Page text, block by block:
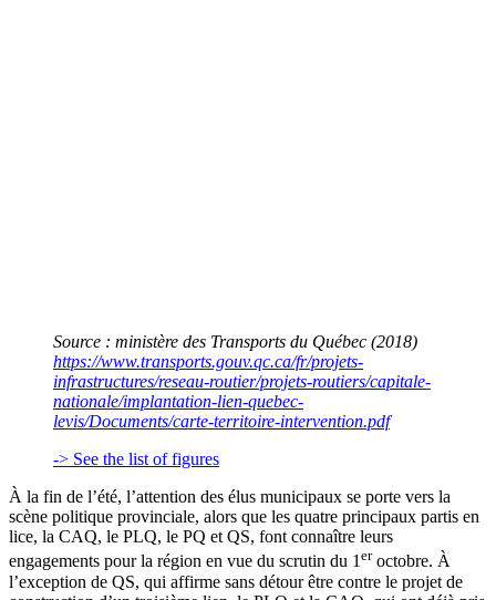
Source : ministère des Transports du Québec (2018)
https://www.transports.gouv.qc.ca/fr/projets-
infrastructures/reseau-routier/projets-routiers/capitale-
nationale/implantation-lien-quebec-
levis/Documents/carte-territoire-intervention.pdf
-> See the list of figures
À la fin de l’été, l’attention des élus municipaux se porte vers la
scène politique provinciale, alors que les quatre principaux partis en
lice, la CAQ, le PLQ, le PQ et QS, font connaître leurs
engagements pour la région en vue du scrutin du 1eroctobre. À
l’exception de QS, qui affirme sans détour être contre le projet de